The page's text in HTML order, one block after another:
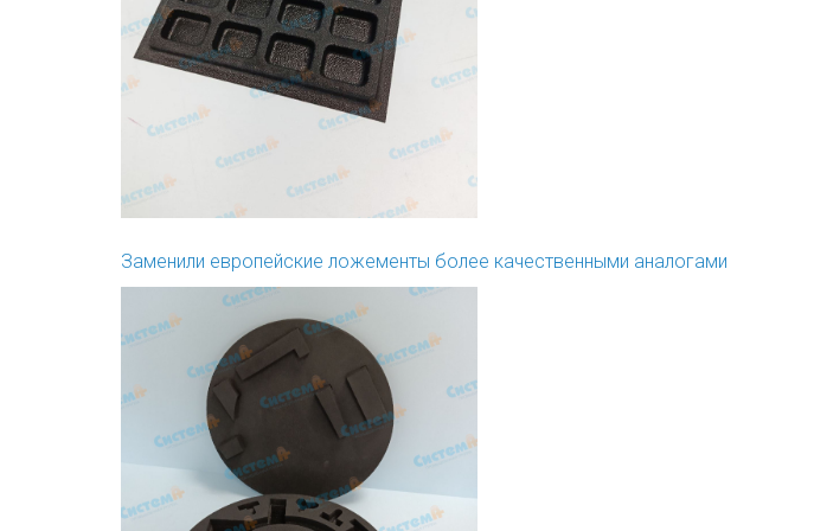
Заменили европейские ложементы более качественными аналогами